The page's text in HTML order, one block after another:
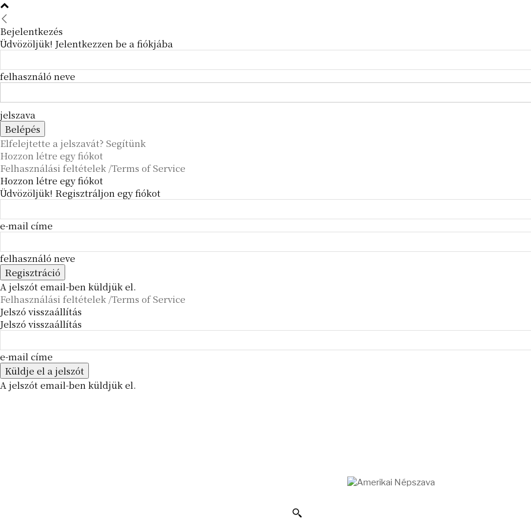
Bejelentkezés
Üdvözöljük! Jelentkezzen be a fiókjába
felhasználó neve
jelszava
Elfelejtette a jelszavát? Segítünk
Hozzon létre egy fiókot
Felhasználási feltételek /Terms of Service
Hozzon létre egy fiókot
Üdvözöljük! Regisztráljon egy fiókot
e-mail címe
felhasználó neve
A jelszót email-ben küldjük el.
Felhasználási feltételek /Terms of Service
Jelszó visszaállítás
Jelszó visszaállítás
e-mail címe
A jelszót email-ben küldjük el.